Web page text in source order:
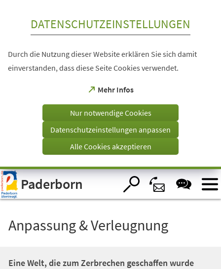
Visuelle
Assistenzsoftware
öffnen.
DATENSCHUTZEINSTELLUNGEN
Durch die Nutzung dieser Website erklären Sie sich damit
einverstanden, dass diese Seite Cookies verwendet.
Mehr Infos
(Öffnet
einem
Tab)
Nur notwendige Cookies
Datenschutzeinstellungen anpassen
Alle Cookies akzeptieren
Paderborn
Anpassung & Verleugnung
Eine Welt, die zum Zerbrechen geschaffen wurde